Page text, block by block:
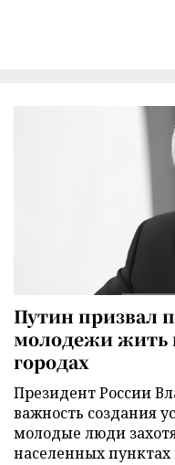
Путин призвал
молодежи жить
городах
Президент России
важность создания
молодые люди
населенных